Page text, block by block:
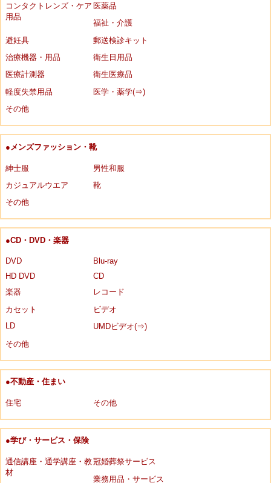
コンタクトレンズ・ケア
用品
医薬品
福祉・介護
避妊具
郵送検診キット
治療機器・用品
衛生日用品
医療計測器
衛生医療品
軽度失禁用品
医学・薬学(⇒)
その他
●メンズファッション・靴
紳士服
男性和服
カジュアルウエア
靴
その他
●CD・DVD・楽器
DVD
Blu-ray
HD DVD
CD
楽器
レコード
カセット
ビデオ
LD
UMDビデオ(⇒)
その他
●不動産・住まい
住宅 その他
●学び・サービス・保険
通信講座・通学講座・教
材
冠婚葬祭サービス
業務用品・サービス